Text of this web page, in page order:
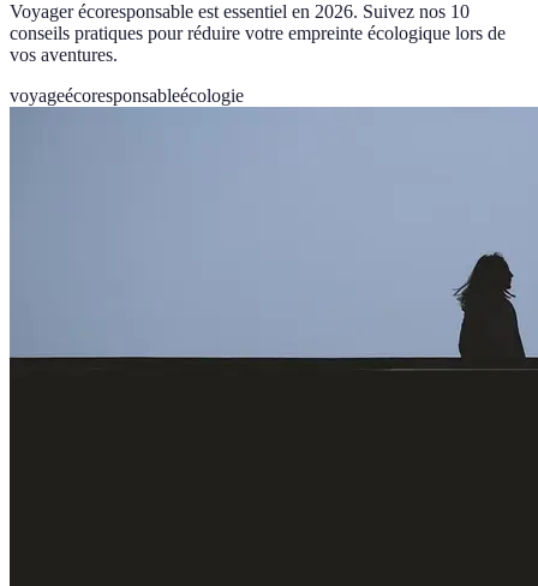
Voyager écoresponsable est essentiel en 2026. Suivez nos 10
conseils pratiques pour réduire votre empreinte écologique lors de
vos aventures.
voyageécoresponsableécologie